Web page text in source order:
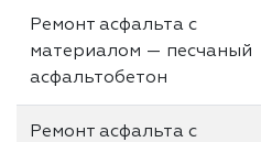
Ремонт асфальта с
материалом — песчаный
асфальтобетон
Ремонт асфальта с